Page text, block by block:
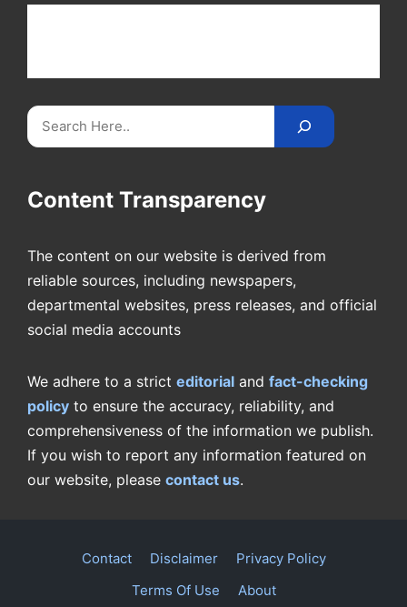
Search
Content Transparency
The content on our website is derived from
reliable sources, including newspapers,
departmental websites, press releases, and official
social media accounts
We adhere to a strict editorial and fact-checking
policy to ensure the accuracy, reliability, and
comprehensiveness of the information we publish.
If you wish to report any information featured on
our website, please contact us.
Contact Disclaimer
Privacy Policy
Terms Of Use
About